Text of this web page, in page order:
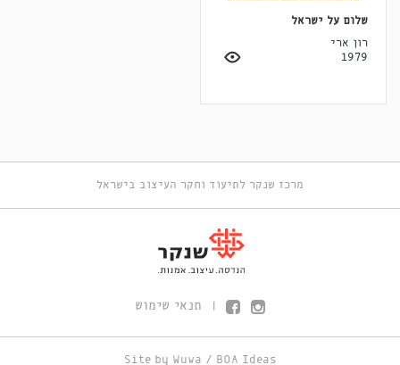
שלום על ישראל
רון ארי
1979
מרכז שנקר לתיעוד וחקר העיצוב בישראל
תנאי שימוש
Site by Wuwa / BOA Ideas